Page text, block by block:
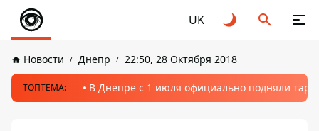
UK
Новости Днепр 22:50, 28 Октября 2018
ТОПТЕМА: В Днепре с 1 июля официально подняли